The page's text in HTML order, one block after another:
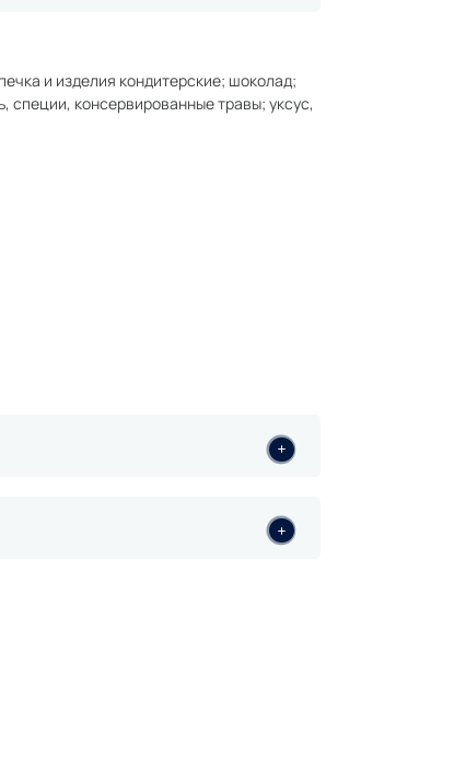
и изделия кондитерские; шоколад;
специи, консервированные травы; уксус,